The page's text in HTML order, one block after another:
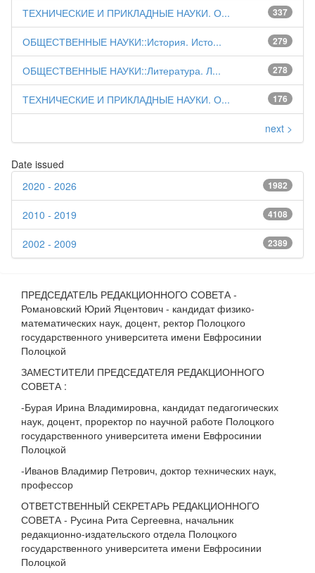
337
ТЕХНИЧЕСКИЕ И ПРИКЛАДНЫЕ НАУКИ. О...
279
ОБЩЕСТВЕННЫЕ НАУКИ::История. Исто...
278
ОБЩЕСТВЕННЫЕ НАУКИ::Литература. Л...
176
ТЕХНИЧЕСКИЕ И ПРИКЛАДНЫЕ НАУКИ. О...
next >
Date issued
1982
2020 - 2026
4108
2010 - 2019
2389
2002 - 2009
ПРЕДСЕДАТЕЛЬ РЕДАКЦИОННОГО СОВЕТА -
Романовский Юрий Яцентович - кандидат физико-
математических наук, доцент, ректор Полоцкого
государственного университета имени Евфросинии
Полоцкой
ЗАМЕСТИТЕЛИ ПРЕДСЕДАТЕЛЯ РЕДАКЦИОННОГО
СОВЕТА :
-Бурая Ирина Владимировна, кандидат педагогических
наук, доцент, проректор по научной работе Полоцкого
государственного университета имени Евфросинии
Полоцкой
-Иванов Владимир Петрович, доктор технических наук,
профессор
ОТВЕТСТВЕННЫЙ СЕКРЕТАРЬ РЕДАКЦИОННОГО
СОВЕТА - Русина Рита Сергеевна, начальник
редакционно-издательского отдела Полоцкого
государственного университета имени Евфросинии
Полоцкой